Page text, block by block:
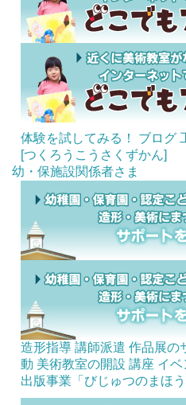
体験を試してみる！ ブログ
[つくろうこうさくずかん]
幼・保施設関係者さま
造形指導 講師派遣 作品展の
動 美術教室の開設 講座 イベ
出版事業「びじゅつのまほう